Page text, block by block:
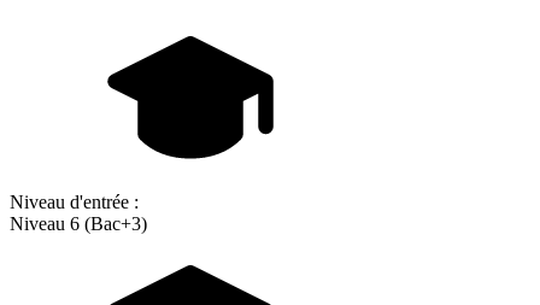
Niveau d'entrée :
Niveau 6 (Bac+3)